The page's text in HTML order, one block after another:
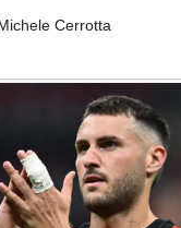
Cerrotta